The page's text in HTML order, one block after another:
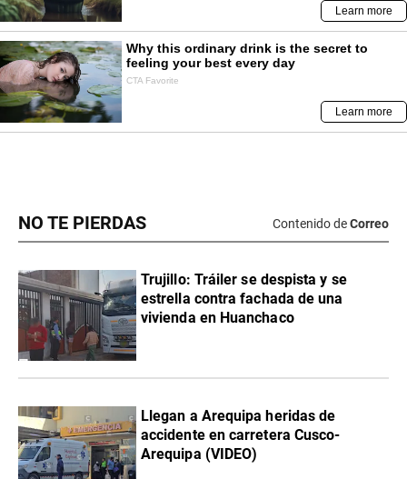
NO TE PIERDAS Contenido deCorreo
Trujillo: Tráiler se despista y se
estrella contra fachada de una
vivienda en Huanchaco
Llegan a Arequipa heridas de
accidente en carretera Cusco-
Arequipa (VIDEO)